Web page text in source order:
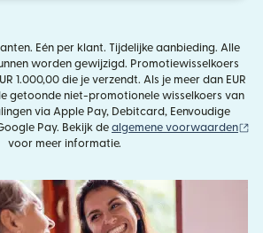
Eén per klant. Tijdelijke aanbieding. Alle
worden gewijzigd. Promotiewisselkoers
1.000,00 die je verzendt. Als je meer dan EUR
getoonde niet-promotionele wisselkoers van
via Apple Pay, Debitcard, Eenvoudige
Pay. Bekijk de algemene voorwaarden
voor meer informatie.